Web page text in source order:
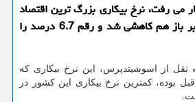
می رفت، نرخ بیکاری بزرگ ترین اقتصاد
جهان تا اختتام ماه نوامبر باز هم کاهشی شد و رقم 6.7 درصد را
از اسوشیتدپرس، این نرخ بیکاری که
قبل بوده، کمترین نرخ بیکاری این کشور در